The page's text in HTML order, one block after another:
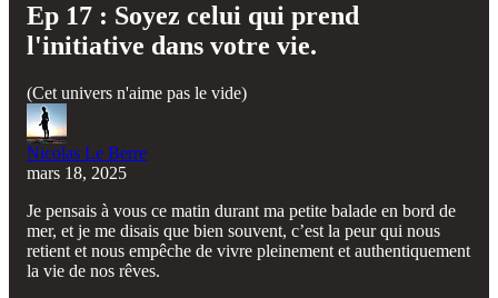
Ep 17 : Soyez celui qui prend
l'initiative dans votre vie.
(Cet univers n'aime pas le vide)
Nicolas Le Berre
mars 18, 2025
Je pensais à vous ce matin durant ma petite balade en bord de
mer, et je me disais que bien souvent, c’est la peur qui nous
retient et nous empêche de vivre pleinement et authentiquement
la vie de nos rêves.